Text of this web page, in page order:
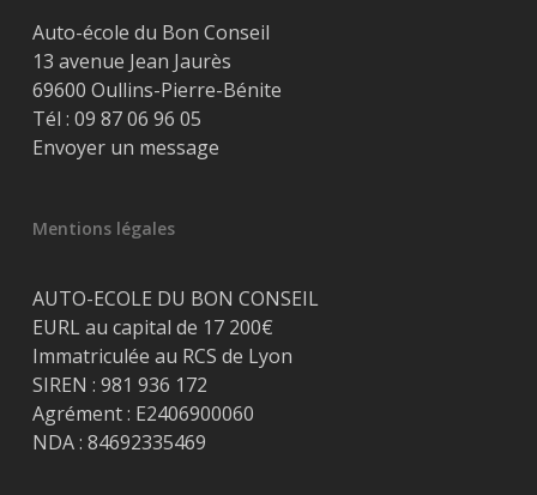
Auto-école du Bon Conseil
13 avenue Jean Jaurès
69600 Oullins-Pierre-Bénite
Tél : 09 87 06 96 05
Envoyer un message
Mentions légales
AUTO-ECOLE DU BON CONSEIL
EURL au capital de 17 200€
Immatriculée au RCS de Lyon
SIREN : 981 936 172
Agrément : E2406900060
NDA : 84692335469